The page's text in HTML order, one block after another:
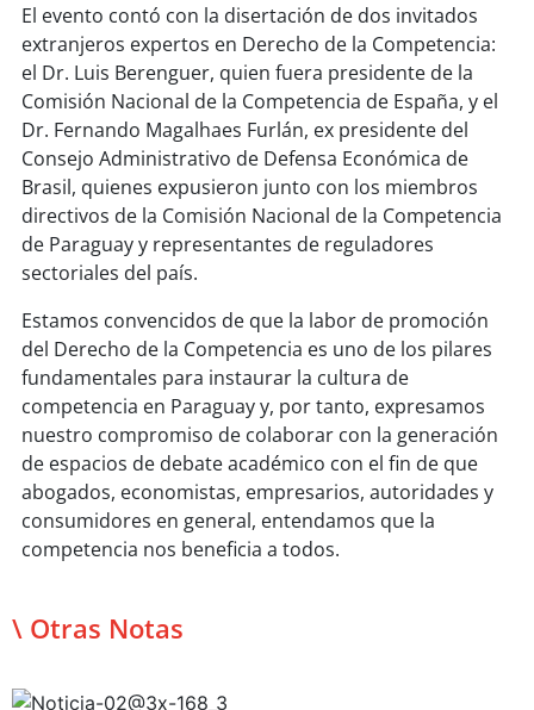
El evento contó con la disertación de dos invitados
extranjeros expertos en Derecho de la Competencia:
el Dr. Luis Berenguer, quien fuera presidente de la
Comisión Nacional de la Competencia de España, y el
Dr. Fernando Magalhaes Furlán, ex presidente del
Consejo Administrativo de Defensa Económica de
Brasil, quienes expusieron junto con los miembros
directivos de la Comisión Nacional de la Competencia
de Paraguay y representantes de reguladores
sectoriales del país.
Estamos convencidos de que la labor de promoción
del Derecho de la Competencia es uno de los pilares
fundamentales para instaurar la cultura de
competencia en Paraguay y, por tanto, expresamos
nuestro compromiso de colaborar con la generación
de espacios de debate académico con el fin de que
abogados, economistas, empresarios, autoridades y
consumidores en general, entendamos que la
competencia nos beneficia a todos.
\ Otras Notas